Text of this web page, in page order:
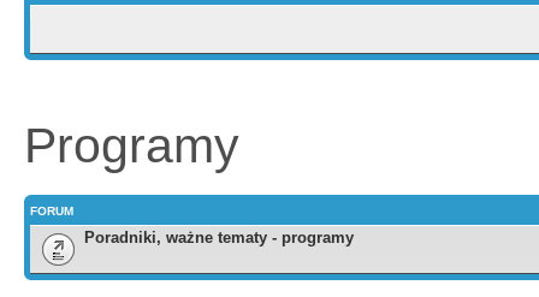
Programy
FORUM
Poradniki, ważne tematy - programy